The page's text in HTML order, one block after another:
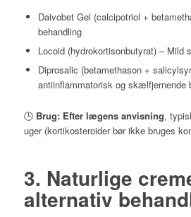
Daivobet Gel (calcipotriol +
behandling
Locoid (hydrokortisonbutyrat) – Mild
Diprosalic (betamethason +
antiinflammatorisk og skælfjernende
🕒 Brug: Efter lægens anvisning,
uger (kortikosteroider bør ikke bruges
3. Naturlige
alternativ